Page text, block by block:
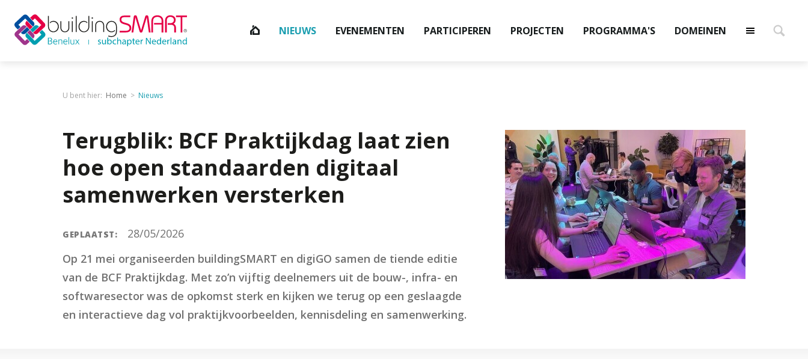
NIEUWS EVENEMENTEN PARTICIPEREN PROJECTEN PROGRAMMA'S DOMEINEN
U bent hier: Home Nieuws
Terugblik: BCF Praktijkdag laat zien
hoe open standaarden digitaal
samenwerken versterken
GEPLAATST:
28/05/2026
Op 21 mei organiseerden buildingSMART en digiGO samen de tiende editie
van de BCF Praktijkdag. Met zo’n vijftig deelnemers uit de bouw-, infra- en
softwaresector was de opkomst sterk en kijken we terug op een geslaagde
en interactieve dag vol praktijkvoorbeelden, kennisdeling en samenwerking.